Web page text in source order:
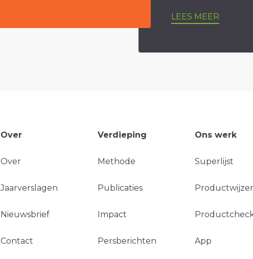
LEES MEER
Over
Over
Jaarverslagen
Nieuwsbrief
Contact
Verdieping
Methode
Publicaties
Impact
Persberichten
Ons werk
Superlijst
App